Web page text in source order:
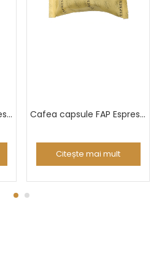
Cafea capsule FAP Espresso Crema Cafea capsule FAP Espresso Classico
Citește mai mult